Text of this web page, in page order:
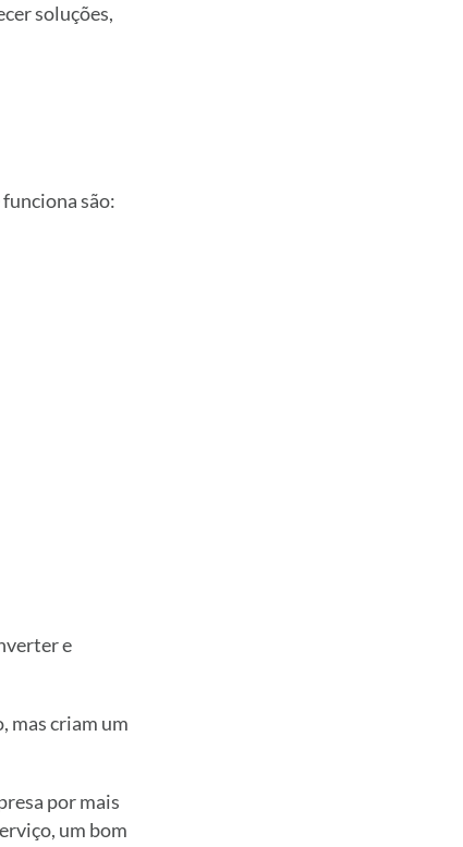
soluções,
são:
e
mas criam um
por mais
um bom